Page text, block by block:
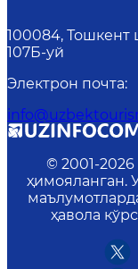
100084, Тошкент
107Б-уй
Электрон почта:
© 2001-2026
ҳимояланган.
ҳавола